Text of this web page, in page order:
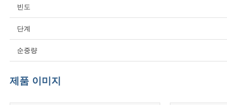
빈도
단계
순중량
제품 이미지